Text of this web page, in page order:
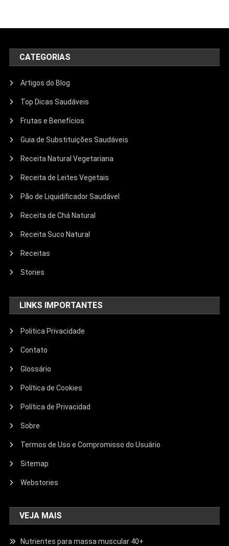
CATEGORIAS
Artigos do Blog
Top Dicas Saudáveis
Frutas e Benefícios
Guia de Substituições Saudáveis
Receita Natural Vegetariana
Receita de Leites Vegetais
Pão de Liquidificador Saudável
Receita de Chá Natural
Receita Suco Natural
Receitas
Stories
LINKS IMPORTANTES
Politica Privacidade
Contato
Glossário
Política de Cookies
Política de Privacidad
Sobre
Termos de Uso e Compromisso do Usuário
Sitemap
Webstories
VEJA MAIS
Nutrientes para massa muscular 40+